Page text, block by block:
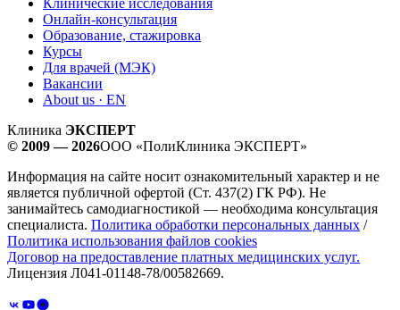
Онлайн-консультация
Образование, стажировка
Курсы
Для врачей (МЭК)
Вакансии
About us · EN
Клиника ЭКСПЕРТ
© 2009 — 2026ООО «ПолиКлиника ЭКСПЕРТ»
Информация на сайте носит ознакомительный характер и не
является публичной офертой (Ст. 437(2) ГК РФ). Не
занимайтесь самодиагностикой — необходима консультация
специалиста. Политика обработки персональных данных /
Политика использования файлов cookies
Договор на предоставление платных медицинских услуг.
Лицензия Л041-01148-78/00582669.